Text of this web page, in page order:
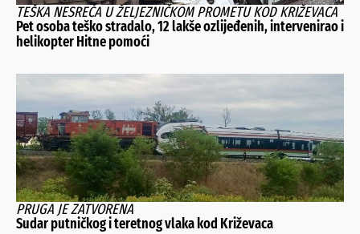
TEŠKA NESREĆA U ŽELJEZNIČKOM PROMETU KOD KRIŽEVACA
Pet osoba teško stradalo, 12 lakše ozlijeđenih, intervenirao i
helikopter Hitne pomoći
PRUGA JE ZATVORENA
Sudar putničkog i teretnog vlaka kod Križevaca